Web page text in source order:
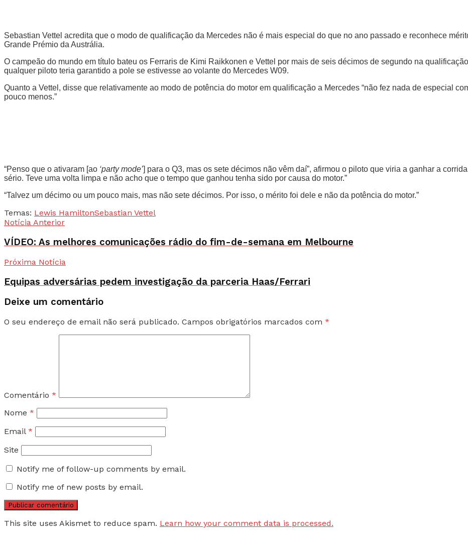
Sebastian Vettel acredita que o modo de qualificação da Mercedes não é mais especial do que no ano passado e reconhece
Grande Prémio da Austrália.
O campeão do mundo em título bateu os Ferraris de Kimi Raikkonen e Vettel por mais de seis décimos de segundo na
qualquer piloto teria garantido a pole se estivesse ao volante do Mercedes W09.
Quanto a Vettel, disse que relativamente ao modo de potência do motor em qualificação a Mercedes “não fez nada de especial
pouco menos.”
“Penso que o ativaram [ao ‘party mode’] para o Q3, mas os sete décimos não vêm daí”, afirmou o piloto que viria a ganhar a
sério. Teve uma volta limpa e não acho que o tempo que ganhou tenha sido por causa do motor.”
“Talvez um décimo ou um pouco mais, mas não sete décimos. Por isso, o mérito foi dele e não da potência do motor.”
Temas: Lewis HamiltonSebastian Vettel
Notícia Anterior
VÍDEO: As melhores comunicações rádio do fim-de-semana em Melbourne
Próxima Notícia
Equipas adversárias pedem investigação da parceria Haas/Ferrari
Deixe um comentário
O seu endereço de email não será publicado. Campos obrigatórios marcados com *
Comentário *
Nome *
Email *
Site
Notify me of follow-up comments by email.
Notify me of new posts by email.
This site uses Akismet to reduce spam. Learn how your comment data is processed.